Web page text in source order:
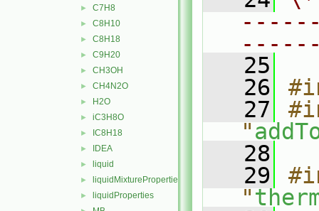
► C7H8
► C8H10
► C8H18
► C9H20
► CH3OH
► CH4N2O
► H2O
► iC3H8O
► IC8H18
► IDEA
► liquid
► liquidMixtureProperties
► liquidProperties
   25
   26
   27
"
   28
   29
"